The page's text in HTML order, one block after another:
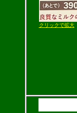
クリックで拡大